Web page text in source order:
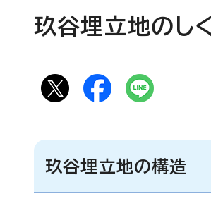
玖谷埋立地のし
玖谷埋立地の構造